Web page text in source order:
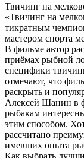
Твичинг на
«Твичинг на
тикратным
мастером спорта
В фильме автор
приёмах рыбной
специфики
отмечают, что
раскрыть и
Алексей Шанин в
рыбакам
этим способом.
рассчитано
имевших опыта
Как выбрать